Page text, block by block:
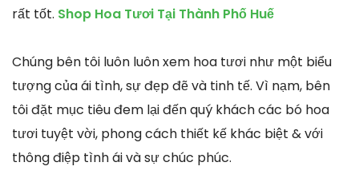
rất tốt. Shop Hoa Tươi Tại Thành Phố Huế
Chúng bên tôi luôn luôn xem hoa tươi như một biểu
tượng của ái tình, sự đẹp đẽ và tinh tế. Vì nạm, bên
tôi đặt mục tiêu đem lại đến quý khách các bó hoa
tươi tuyệt vời, phong cách thiết kế khác biệt & với
thông điệp tình ái và sự chúc phúc.